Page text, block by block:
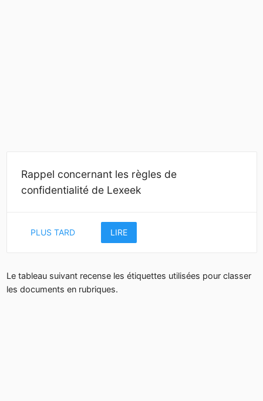
Rappel concernant les règles de
confidentialité de Lexeek
PLUS TARD LIRE
Le tableau suivant recense les étiquettes utilisées pour classer
les documents en rubriques.